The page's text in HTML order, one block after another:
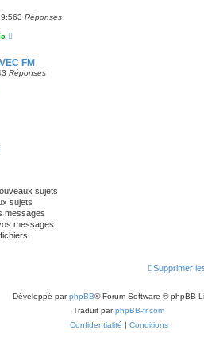
3 Réponses
FM
3 Réponses
sujets
sujets
messages
messages
Supprimer
Développé parphpBB® Forum Software © phpBB
Traduit parphpBB-fr.com
Confidentialité | Conditions